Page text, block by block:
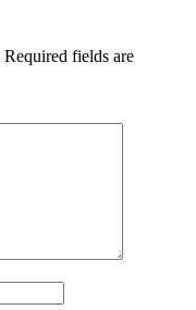
Required fields are